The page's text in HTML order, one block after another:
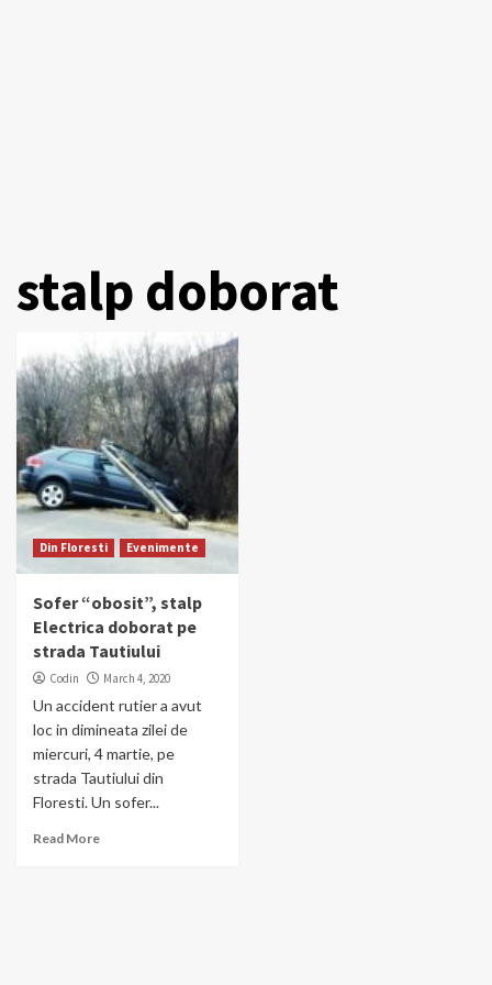
stalp doborat
Din Floresti Evenimente
Sofer “obosit”, stalp
Electrica doborat pe
strada Tautiului
Codin March 4, 2020
Un accident rutier a avut
loc in dimineata zilei de
miercuri, 4 martie, pe
strada Tautiului din
Floresti. Un sofer...
Read More